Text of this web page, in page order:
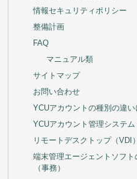
情報セキュリティポリシー
整備計画
FAQ
マニュアル類
サイトマップ
お問い合わせ
YCUアカウントの種別の違い
YCUアカウント管理システム
リモートデスクトップ（VDI）
端末管理エージェントソフ
（事務）